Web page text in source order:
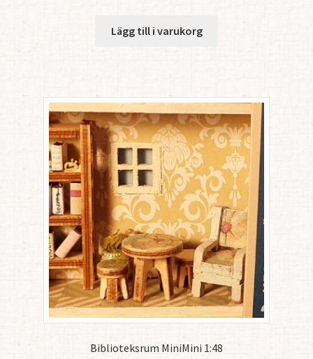
Lägg till i varukorg
Biblioteksrum MiniMini 1:48